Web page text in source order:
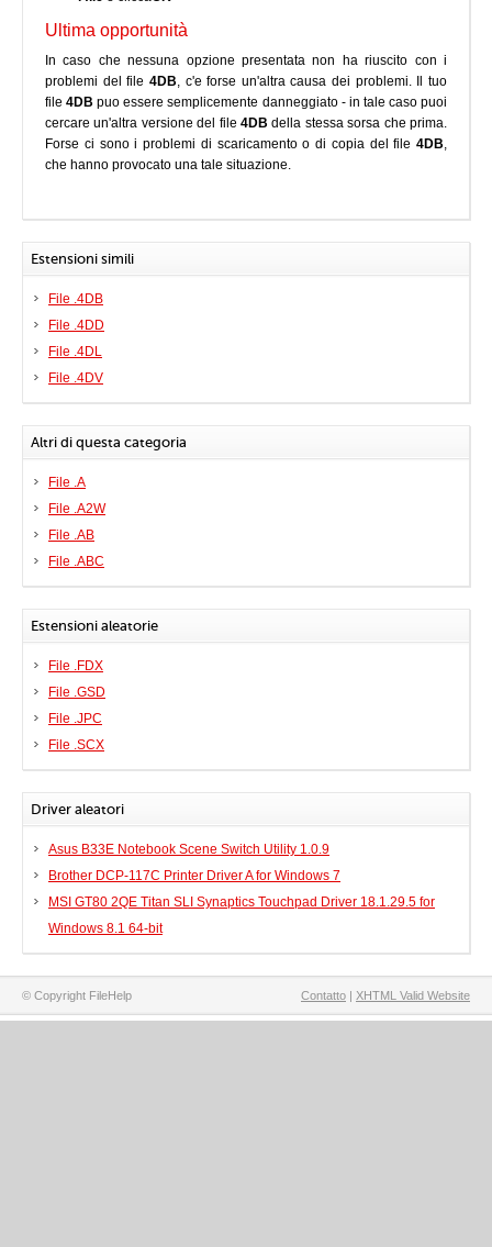
Ultima opportunità
In caso che nessuna opzione presentata non ha riuscito con i
problemi del file 4DB, c'e forse un'altra causa dei problemi. Il tuo
file4DB puo essere semplicemente danneggiato - in tale caso puoi
cercare un'altra versione del file 4DB della stessa sorsa che prima.
Forse ci sono i problemi di scaricamento o di copia del file 4DB,
che hanno provocato una tale situazione.
Estensioni simili
File .4DB
File .4DD
File .4DL
File .4DV
Altri di questa categoria
File .A
File .A2W
File .AB
File .ABC
Estensioni aleatorie
File .FDX
File .GSD
File .JPC
File .SCX
Driver aleatori
Asus B33E Notebook Scene Switch Utility 1.0.9
Brother DCP-117C Printer Driver A for Windows 7
MSI GT80 2QE Titan SLI Synaptics Touchpad Driver 18.1.29.5 for
Windows 8.1 64-bit
© Copyright FileHelp Contatto | XHTML Valid Website